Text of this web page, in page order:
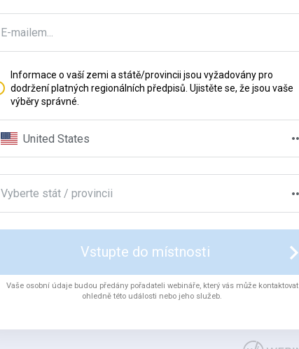
Informace o vaší zemi a státě/provincii jsou vyžadovány pro
dodržení platných regionálních předpisů. Ujistěte se, že jsou vaše
výběry správné.
United States
Vyberte stát / provincii
Vstupte do místnosti
Vaše osobní údaje budou předány pořadateli webináře, který vás může kontaktovat
ohledně této události nebo jeho služeb.